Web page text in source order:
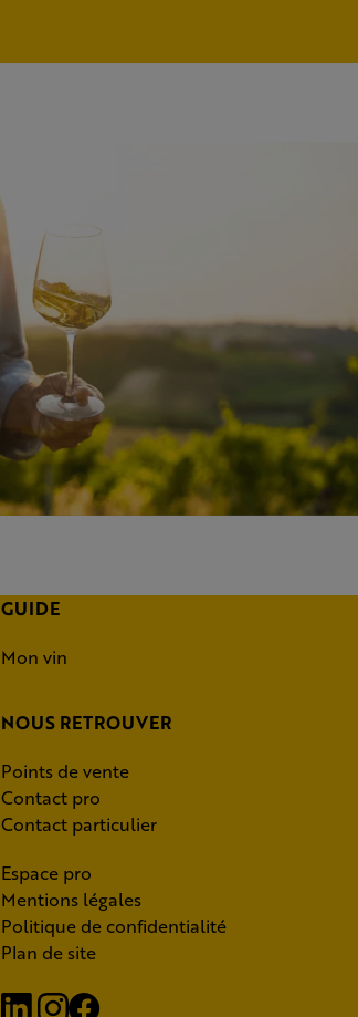
GUIDE
Mon vin
NOUS RETROUVER
Points de vente
Contact pro
Contact particulier
Espace pro
Mentions légales
Politique de confidentialité
Plan de site